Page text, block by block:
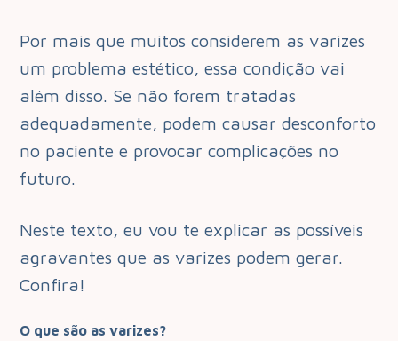
Por mais que muitos considerem as varizes
um problema estético, essa condição vai
além disso. Se não forem tratadas
adequadamente, podem causar desconforto
no paciente e provocar complicações no
futuro.
Neste texto, eu vou te explicar as possíveis
agravantes que as varizes podem gerar.
Confira!
O que são as varizes?